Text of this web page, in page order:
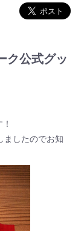
ク公式グッ
ましたのでお知